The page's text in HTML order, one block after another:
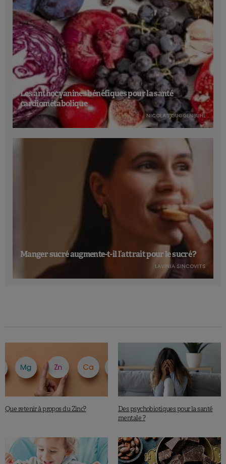
Les anthocyanines bénéfiques pour la santé
cardiométabolique
NICOLAS GUGGENBÜHL
Manger sucré augmente-t-il l’attrait pour le sucré ?
LAVINIA SINCOVITS
Que retenir à propos du Zinc?
Des psychobiotiques pour la santé
mentale ?